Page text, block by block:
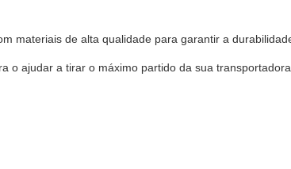
materiais de alta qualidade para garantir a
o ajudar a tirar o máximo partido da sua